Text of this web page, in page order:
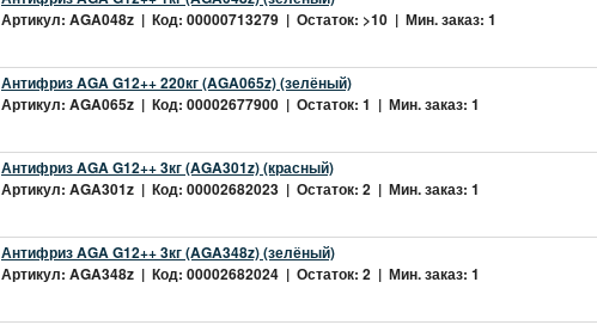
Артикул: AGA048z | Код: 00000713279 | Остаток: >10 | Мин. заказ: 1
Антифриз AGA G12++ 220кг (AGA065z) (зелёный)
Артикул: AGA065z | Код: 00002677900 | Остаток: 1 | Мин. заказ: 1
Антифриз AGA G12++ 3кг (AGA301z) (красный)
Артикул: AGA301z | Код: 00002682023 | Остаток: 2 | Мин. заказ: 1
Антифриз AGA G12++ 3кг (AGA348z) (зелёный)
Артикул: AGA348z | Код: 00002682024 | Остаток: 2 | Мин. заказ: 1